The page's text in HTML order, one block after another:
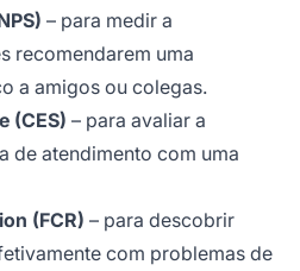
– para medir a
recomendarem uma
a amigos ou colegas.
(CES) – para avaliar a
de atendimento com uma
(FCR) – para descobrir
com problemas de